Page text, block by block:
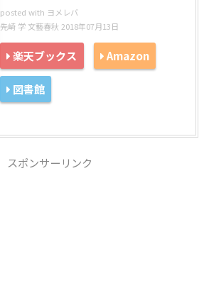
posted with ヨメレバ
先崎 学 文藝春秋 2018年07月13日
楽天ブックス Amazon
図書館
スポンサーリンク